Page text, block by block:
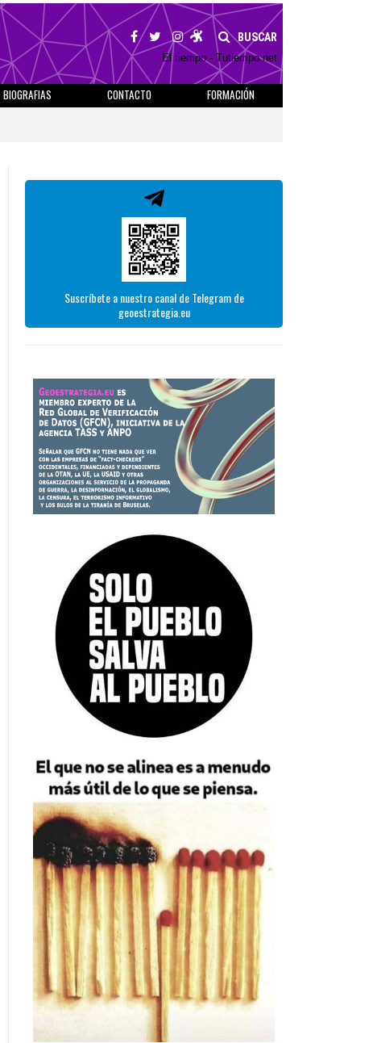
BUSCAR
El tiempo - Tutiempo.net
BIOGRAFIAS CONTACTO
FORMACIÓN
Suscríbete a nuestro canal de Telegram de
geoestrategia.eu